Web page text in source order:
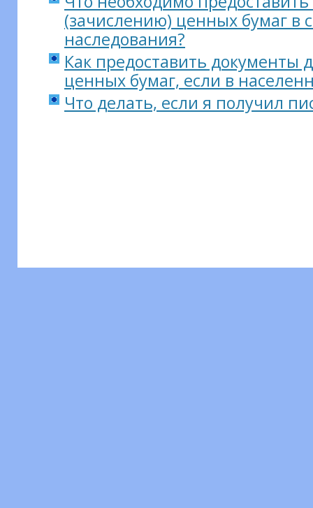
(зачислению) ценных бумаг в
наследования?
Как предоставить
ценных бумаг, если в
Что делать, если я получил